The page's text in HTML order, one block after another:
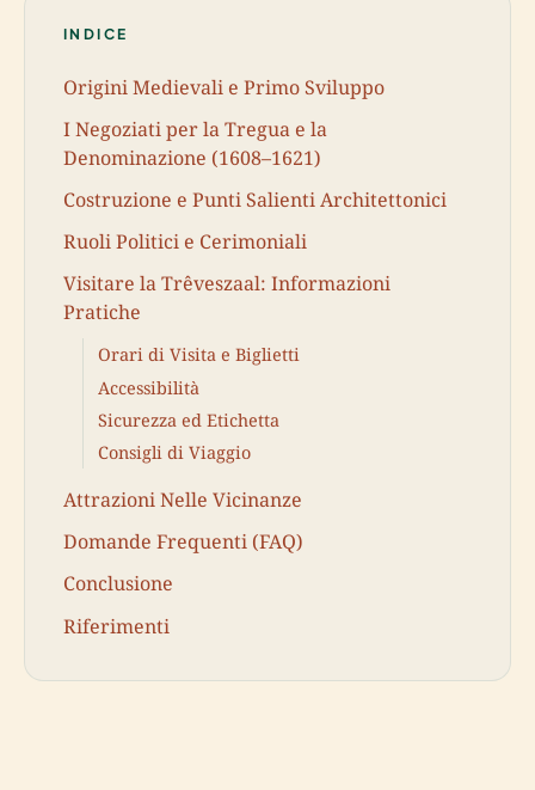
INDICE
Origini Medievali e Primo Sviluppo
I Negoziati per la Tregua e la
Denominazione (1608–1621)
Costruzione e Punti Salienti Architettonici
Ruoli Politici e Cerimoniali
Visitare la Trêveszaal: Informazioni
Pratiche
Orari di Visita e Biglietti
Accessibilità
Sicurezza ed Etichetta
Consigli di Viaggio
Attrazioni Nelle Vicinanze
Domande Frequenti (FAQ)
Conclusione
Riferimenti